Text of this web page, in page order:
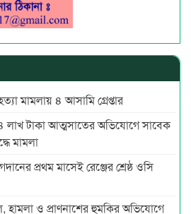
মামলায় ৪ আসামি গ্রেপ্তার
টাকা আত্মসাতের অভিযোগে সাবেক
মামলা
প্রথম মাসেই রেঞ্জের শ্রেষ্ঠ ওসি
হামলা ও প্রাণনাশের হুমকির অভিযোগে